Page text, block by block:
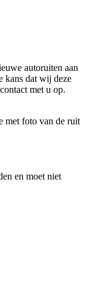
autoruiten aan
kans dat wij deze
met u op.
met foto van de ruit
en moet niet